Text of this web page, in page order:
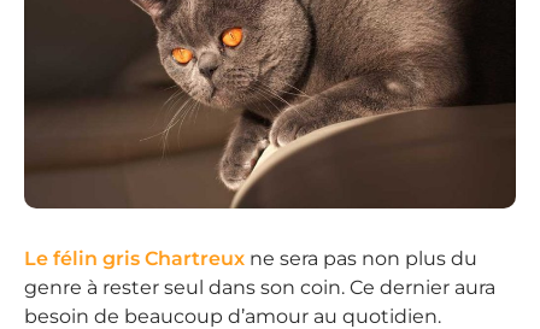
Le félin gris Chartreux ne sera pas non plus du
genre à rester seul dans son coin. Ce dernier aura
besoin de beaucoup d’amour au quotidien.